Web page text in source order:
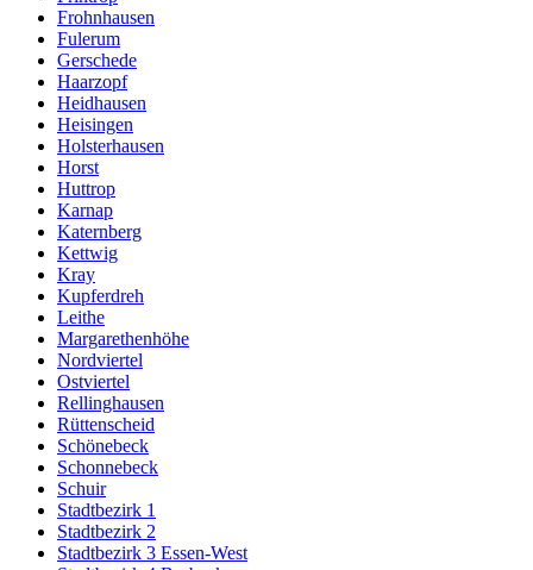
Frohnhausen
Fulerum
Gerschede
Haarzopf
Heidhausen
Heisingen
Holsterhausen
Horst
Huttrop
Karnap
Katernberg
Kettwig
Kray
Kupferdreh
Leithe
Margarethenhöhe
Nordviertel
Ostviertel
Rellinghausen
Rüttenscheid
Schönebeck
Schonnebeck
Schuir
Stadtbezirk 1
Stadtbezirk 2
Stadtbezirk 3 Essen-West